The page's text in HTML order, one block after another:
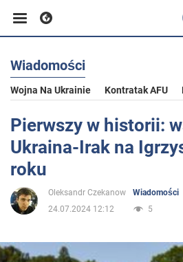
Biznes
Sport
Rozrywka
Życie
Polityka
Wiadomości
Wojna Na Ukrainie Kontratak AFU
Pierwszy w historii:
Ukraina-Irak na
roku
Oleksandr Czekanow
Wiadomości
24.07.2024 12:12
5